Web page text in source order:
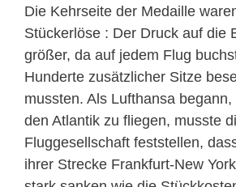
Die Kehrseite der Medaille
Stückerlöse : Der Druck auf die
größer, da auf jedem Flug
Hunderte zusätzlicher Sitze
mussten. Als Lufthansa
den Atlantik zu fliegen, musste
Fluggesellschaft feststellen,
ihrer Strecke Frankfurt-New